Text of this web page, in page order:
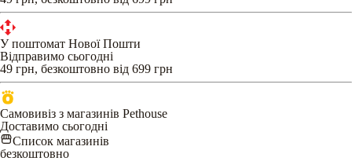
У поштомат Нової Пошти
Відправимо сьогодні
49 грн, безкоштовно від 699 грн
Самовивіз з магазинів Pethouse
Доставимо сьогодні
Список магазинів
безкоштовно